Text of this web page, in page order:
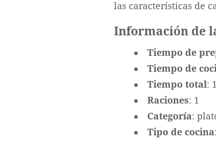
las características de
Información de
Tiempo de
Tiempo de
Tiempo total:
Raciones: 1
Categoría:
Tipo de cocina